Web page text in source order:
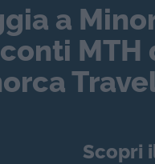
a
MTH
Scopri